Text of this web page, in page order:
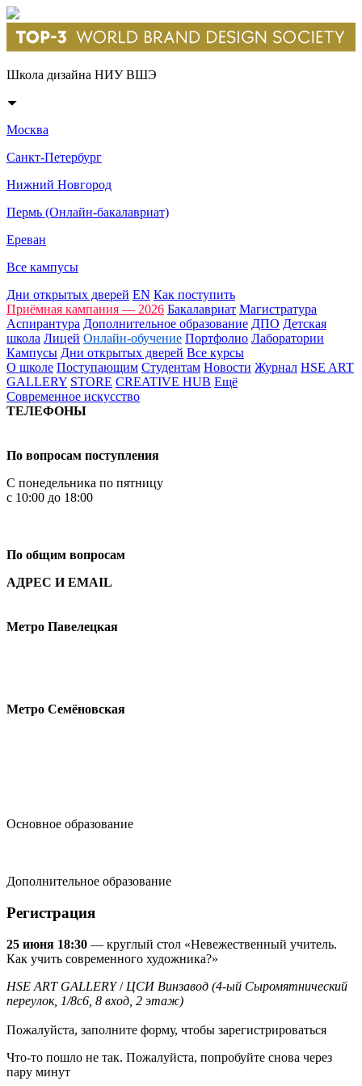
Школа дизайна НИУ ВШЭ
Москва
Санкт-Петербург
Нижний Новгород
Пермь (Онлайн-бакалавриат)
Ереван
Все кампусы
Дни открытых дверей EN Как поступить
Приёмная кампания — 2026 Бакалавриат Магистратура
Аспирантура Дополнительное образование ДПО Детская
школа Лицей Онлайн-обучение Портфолио Лаборатории
Кампусы Дни открытых дверей Все курсы
О школе Поступающим Студентам Новости Журнал HSE ART
GALLERY STORE CREATIVE HUB Ещё
Современное искусство
ТЕЛЕФОНЫ
По вопросам поступления
С понедельника по пятницу
с 10:00 до 18:00
По общим вопросам
АДРЕС И EMAIL
Метро Павелецкая
Метро Семёновская
Основное образование
Дополнительное образование
Регистрация
25 июня 18:30 — круглый стол «Невежественный учитель.
Как учить современного художника?»
HSE ART GALLERY/ ЦСИ Винзавод (4-ый Сыромятнический
переулок, 1/8с6, 8 вход, 2 этаж)
Пожалуйста, заполните форму, чтобы зарегистрироваться
Что-то пошло не так. Пожалуйста, попробуйте снова через
пару минут